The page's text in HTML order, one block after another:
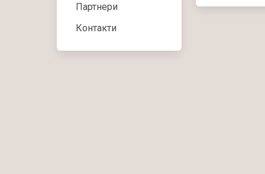
Партнери
Контакти